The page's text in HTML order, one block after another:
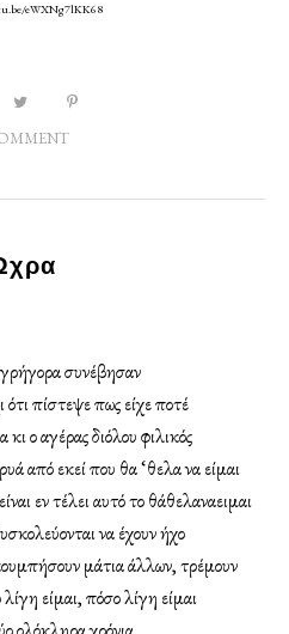
eWXNg7lKK68
συνέβησαν
ότι πίστεψε πως είχε ποτέ
ο αγέρας διόλου φιλικός
από εκεί που θα ‘θελα να είμαι
εν τέλει αυτό το θάθελαναειμαι
να έχουν ήχο
μάτια άλλων, τρέμουν
είμαι, πόσο λίγη είμαι